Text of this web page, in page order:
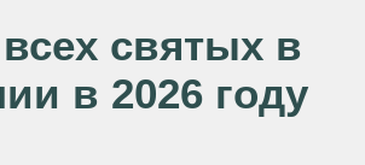
святых в
в 2026 году